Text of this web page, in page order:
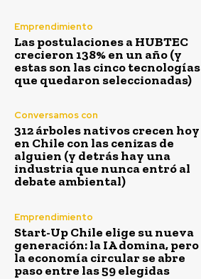
Emprendimiento
Las postulaciones a HUBTEC
crecieron 138% en un año (y
estas son las cinco tecnologías
que quedaron seleccionadas)
Conversamos con
312 árboles nativos crecen hoy
en Chile con las cenizas de
alguien (y detrás hay una
industria que nunca entró al
debate ambiental)
Emprendimiento
Start-Up Chile elige su nueva
generación: la IA domina, pero
la economía circular se abre
paso entre las 59 elegidas